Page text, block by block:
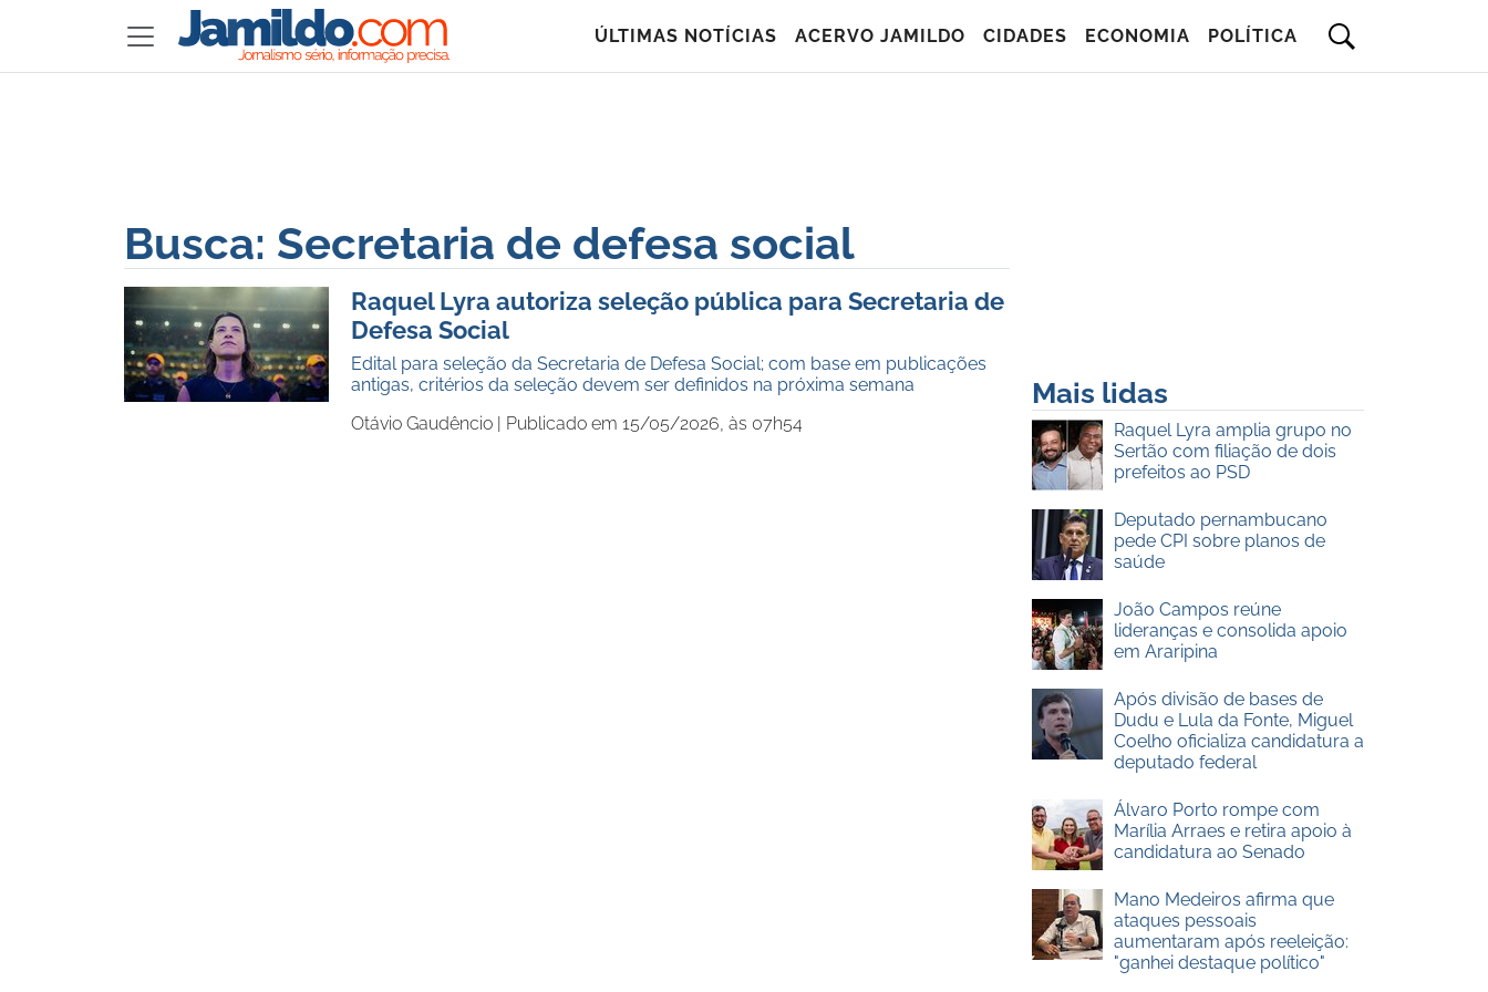
ÚLTIMAS NOTÍCIAS ACERVO JAMILDO CIDADES ECONOMIA POLÍTICA
Busca: Secretaria de defesa social
Raquel Lyra autoriza seleção pública para Secretaria de
Defesa Social
Edital para seleção da Secretaria de Defesa Social; com base em publicações
antigas, critérios da seleção devem ser definidos na próxima semana
Otávio Gaudêncio | Publicado em 15/05/2026, às 07h54
Mais lidas
Raquel Lyra amplia grupo no
Sertão com filiação de dois
prefeitos ao PSD
Deputado pernambucano
pede CPI sobre planos de
saúde
João Campos reúne
lideranças e consolida apoio
em Araripina
Após divisão de bases de
Dudu e Lula da Fonte, Miguel
Coelho oficializa candidatura a
deputado federal
Álvaro Porto rompe com
Marília Arraes e retira apoio à
candidatura ao Senado
Mano Medeiros afirma que
ataques pessoais
aumentaram após reeleição:
"ganhei destaque político"